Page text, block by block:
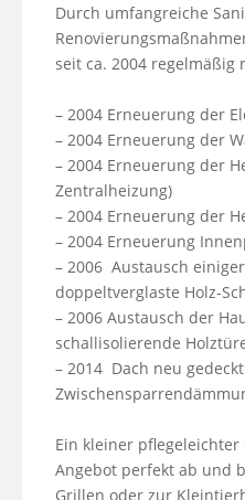
Durch umfangreiche
seit ca. 2004 regelmäßig
– 2004 Erneuerung der
– 2004 Erneuerung der
– 2004 Erneuerung der
Zentralheizung)
– 2004 Erneuerung der
– 2004 Erneuerung
– 2006  Austausch
doppeltverglaste Holz-
– 2006 Austausch der
schallisolierende
– 2014  Dach neu
Ein kleiner
Angebot perfekt ab und
Grillen oder zur